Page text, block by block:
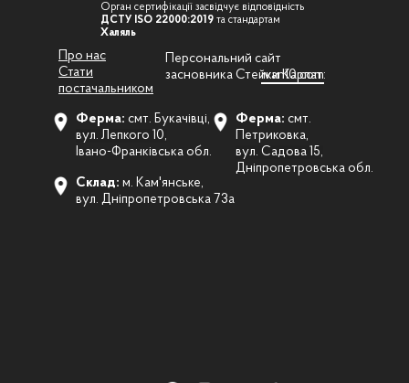
Стати
постачальником
Про нас
Ферма: смт. Букачівці,
вул. Лепкого 10,
Івано-Франківська обл.
Орган сертифікації засвідчує відповідність
ДСТУ ISO 22000:2019 та стандартам
Халяль
Персональний сайт
засновника Стейки Карпат:
ivan10.com
Склад: м. Кам'янське,
вул. Дніпропетровська 73а
Ферма: смт.
Петриковка,
вул. Садова 15,
Дніпропетровська обл.